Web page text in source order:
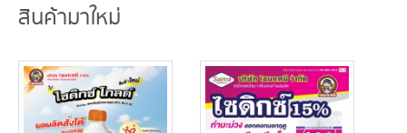
สินค้ามาใหม่